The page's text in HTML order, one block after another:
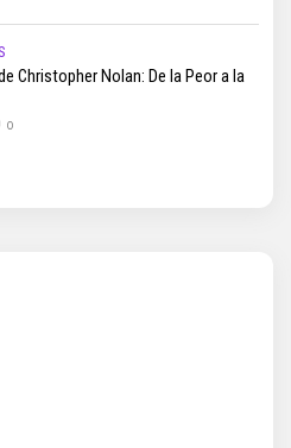
Christopher Nolan: De la Peor a la
0